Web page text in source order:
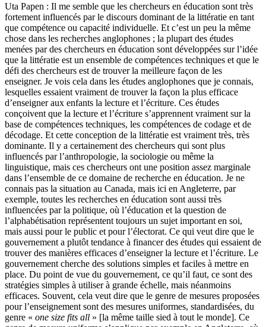
Uta Papen : Il me semble que les chercheurs en éducation sont très
fortement influencés par le discours dominant de la littératie en tant
que compétence ou capacité individuelle. Et c’est un peu la même
chose dans les recherches anglophones ; la plupart des études
menées par des chercheurs en éducation sont développées sur l’idée
que la littératie est un ensemble de compétences techniques et que le
défi des chercheurs est de trouver la meilleure façon de les
enseigner. Je vois cela dans les études anglophones que je connais,
lesquelles essaient vraiment de trouver la façon la plus efficace
d’enseigner aux enfants la lecture et l’écriture. Ces études
conçoivent que la lecture et l’écriture s’apprennent vraiment sur la
base de compétences techniques, les compétences de codage et de
décodage. Et cette conception de la littératie est vraiment très, très
dominante. Il y a certainement des chercheurs qui sont plus
influencés par l’anthropologie, la sociologie ou même la
linguistique, mais ces chercheurs ont une position assez marginale
dans l’ensemble de ce domaine de recherche en éducation. Je ne
connais pas la situation au Canada, mais ici en Angleterre, par
exemple, toutes les recherches en éducation sont aussi très
influencées par la politique, où l’éducation et la question de
l’alphabétisation représentent toujours un sujet important en soi,
mais aussi pour le public et pour l’électorat. Ce qui veut dire que le
gouvernement a plutôt tendance à financer des études qui essaient de
trouver des manières efficaces d’enseigner la lecture et l’écriture. Le
gouvernement cherche des solutions simples et faciles à mettre en
place. Du point de vue du gouvernement, ce qu’il faut, ce sont des
stratégies simples à utiliser à grande échelle, mais néanmoins
efficaces. Souvent, cela veut dire que le genre de mesures proposées
pour l’enseignement sont des mesures uniformes, standardisées, du
genre « one size fits all » [la même taille sied à tout le monde]. Ce